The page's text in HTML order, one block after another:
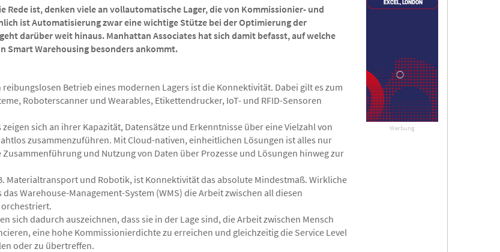
Werbung
Rede ist, denken viele an vollautomatische Lager, die von Kommissionier- und
ist Automatisierung zwar eine wichtige Stütze bei der Optimierung der
darüber weit hinaus. Manhattan Associates hat sich damit befasst, auf welche
Smart Warehousing besonders ankommt.
Betrieb eines modernen Lagers ist die Konnektivität. Dabei gilt es zum
Roboterscanner und Wearables, Etikettendrucker, IoT- und RFID-Sensoren
sich an ihrer Kapazität, Datensätze und Erkenntnisse über eine Vielzahl von
zusammenzuführen. Mit Cloud-nativen, einheitlichen Lösungen ist alles nur
und Nutzung von Daten über Prozesse und Lösungen hinweg zur
Materialtransport und Robotik, ist Konnektivität das absolute Mindestmaß. Wirkliche
Warehouse-Management-System (WMS) die Arbeit zwischen all diesen
sich dadurch auszeichnen, dass sie in der Lage sind, die Arbeit zwischen Mensch
eine hohe Kommissionierdichte zu erreichen und gleichzeitig die Service Level
oder zu übertreffen.